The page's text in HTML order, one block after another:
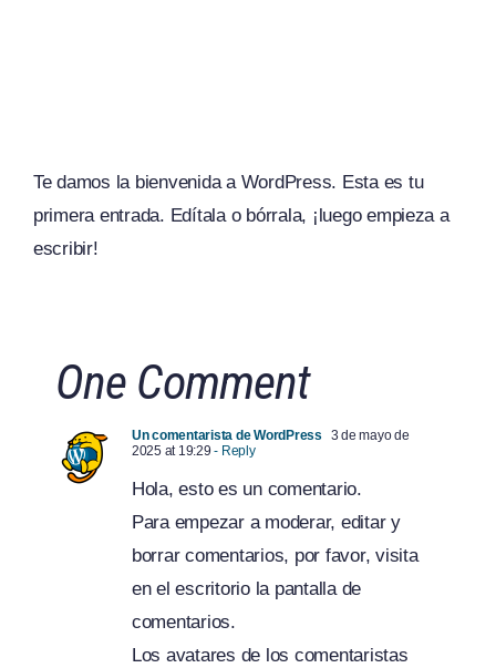
Te damos la bienvenida a WordPress. Esta es tu
primera entrada. Edítala o bórrala, ¡luego empieza a
escribir!
One Comment
Un comentarista de WordPress
3 de mayo de
2025 at 19:29 - Reply
Hola, esto es un comentario.
Para empezar a moderar, editar y
borrar comentarios, por favor, visita
en el escritorio la pantalla de
comentarios.
Los avatares de los comentaristas